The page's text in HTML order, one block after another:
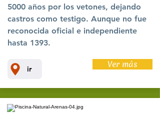
5000 años por los vetones, dejando
castros como testigo. Aunque no fue
reconocida oficial e independiente
hasta 1393.
ir Ver más